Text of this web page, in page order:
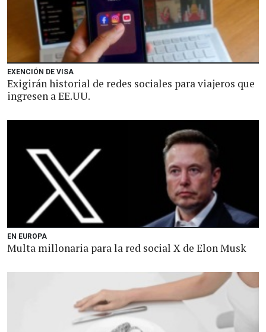
EXENCIÓN DE VISA
Exigirán historial de redes sociales para viajeros que
ingresen a EE.UU.
EN EUROPA
Multa millonaria para la red social X de Elon Musk